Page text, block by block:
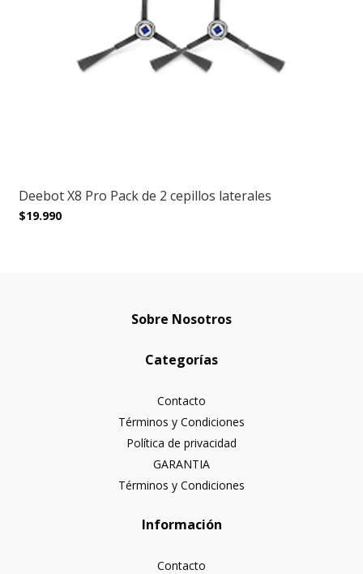
Deebot X8 Pro Pack de 2 cepillos laterales
$19.990
Sobre Nosotros
Categorías
Contacto
Términos y Condiciones
Política de privacidad
GARANTIA
Términos y Condiciones
Información
Contacto